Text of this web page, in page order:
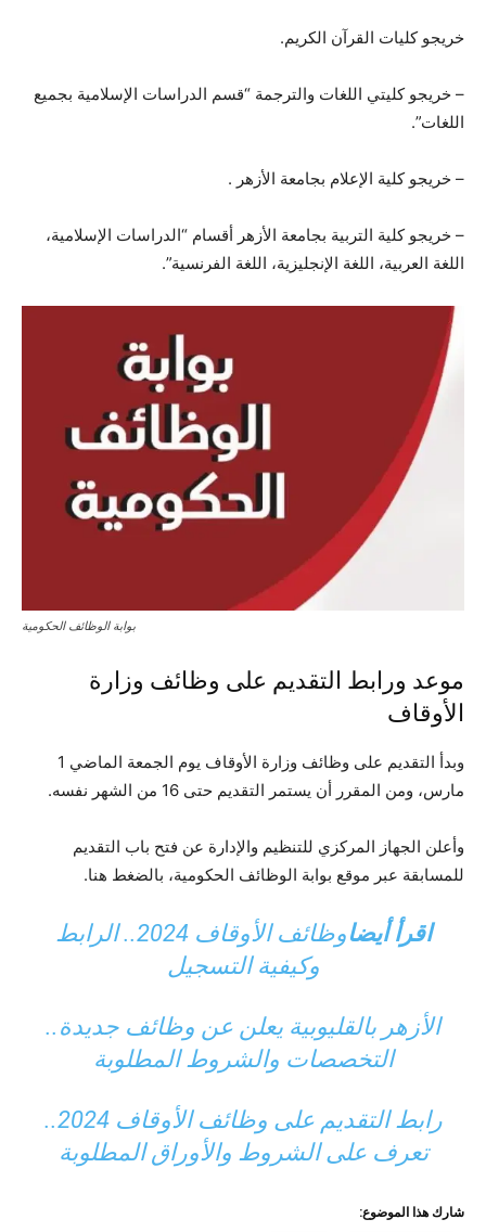
خريجو كليات القرآن الكريم.
– خريجو كليتي اللغات والترجمة “قسم الدراسات الإسلامية بجميع
اللغات”.
– خريجو كلية الإعلام بجامعة الأزهر .
– خريجو كلية التربية بجامعة الأزهر أقسام “الدراسات الإسلامية،
اللغة العربية، اللغة الإنجليزية، اللغة الفرنسية”.
بوابة الوظائف الحكومية
موعد ورابط التقديم على وظائف وزارة
الأوقاف
وبدأ التقديم على وظائف وزارة الأوقاف يوم الجمعة الماضي 1
مارس، ومن المقرر أن يستمر التقديم حتى 16 من الشهر نفسه.
وأعلن الجهاز المركزي للتنظيم والإدارة عن فتح باب التقديم
للمسابقة عبر موقع بوابة الوظائف الحكومية، بالضغط هنا.
اقرأ أيضا
وظائف الأوقاف 2024.. الرابط
وكيفية التسجيل
الأزهر بالقليوبية يعلن عن وظائف جديدة..
التخصصات والشروط المطلوبة
رابط التقديم على وظائف الأوقاف 2024..
تعرف على الشروط والأوراق المطلوبة
شارك هذا الموضوع: